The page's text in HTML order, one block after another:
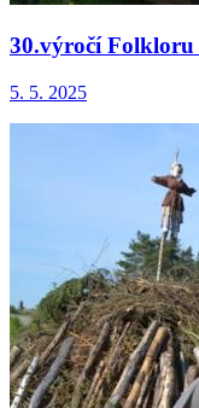
30.výročí Folkloru
5. 5. 2025